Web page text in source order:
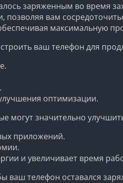
заряженным во время
вам
максимальную
ваш телефон для
оптимизации.
могут значительно
приложений.
и увеличивает время
ваш телефон оставался